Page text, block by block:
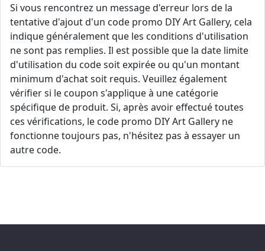
Si vous rencontrez un message d'erreur lors de la
tentative d'ajout d'un code promo DIY Art Gallery, cela
indique généralement que les conditions d'utilisation
ne sont pas remplies. Il est possible que la date limite
d'utilisation du code soit expirée ou qu'un montant
minimum d'achat soit requis. Veuillez également
vérifier si le coupon s'applique à une catégorie
spécifique de produit. Si, après avoir effectué toutes
ces vérifications, le code promo DIY Art Gallery ne
fonctionne toujours pas, n'hésitez pas à essayer un
autre code.